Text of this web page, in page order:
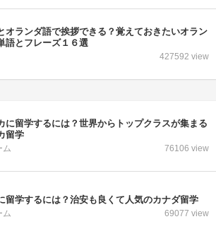
オランダ語で挨拶できる？覚えておきたいオラン
語とフレーズ１６選
427592 view
に留学するには？世界からトップクラスが集まる
留学
ム 76106 view
留学するには？治安も良くて人気のカナダ留学
ム 69077 view